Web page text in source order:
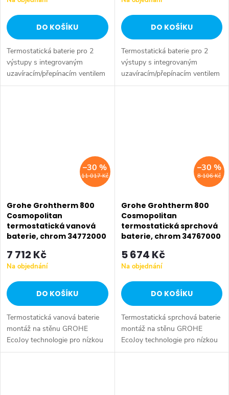
DO KOŠÍKU
Termostatická baterie pro 2
výstupy s integrovaným
uzavíracím/přepínacím ventilem
montáž na těleso GROHE
DO KOŠÍKU
Termostatická baterie pro 2
výstupy s integrovaným
uzavíracím/přepínacím ventilem
montáž na těleso GROHE
11 017 Kč
–30 %
Grohe Grohtherm 800
Cosmopolitan
termostatická vanová
baterie, chrom 34772000
7 712 Kč
Na objednání
DO KOŠÍKU
Termostatická vanová baterie
montáž na stěnu GROHE
EcoJoy technologie pro nízkou
spotřebu vody a perfektní
8 106 Kč
–30 %
Grohe Grohtherm 800
Cosmopolitan
termostatická sprchová
baterie, chrom 34767000
5 674 Kč
Na objednání
DO KOŠÍKU
Termostatická sprchová baterie
montáž na stěnu GROHE
EcoJoy technologie pro nízkou
spotřebu vody a perfektní